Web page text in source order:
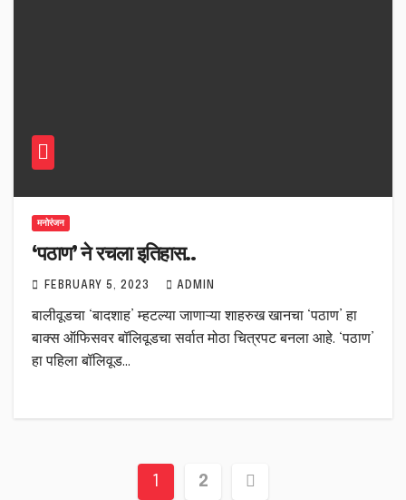
मनोरंजन
‘पठाण’ ने रचला इतिहास..
FEBRUARY 5, 2023 ADMIN
बालीवूडचा ‘बादशाह’ म्हटल्या जाणाऱ्या शाहरुख खानचा ‘पठाण’ हा
बाक्स ऑफिसवर बॉलिवूडचा सर्वात मोठा चित्रपट बनला आहे. ‘पठाण’
हा पहिला बॉलिवूड…
Posts
1 2